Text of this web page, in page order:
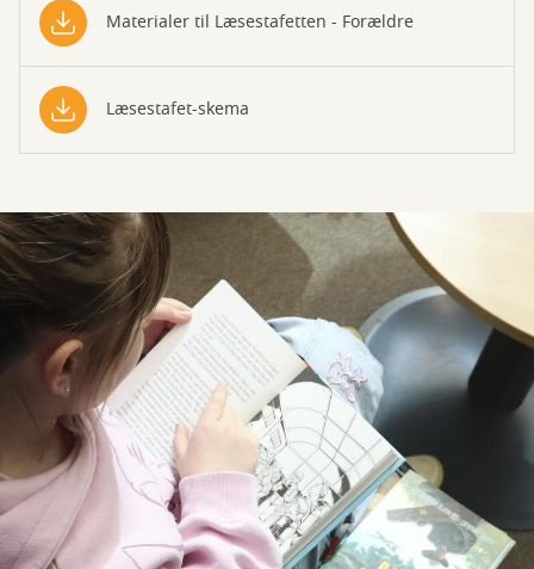
Materialer til Læsestafetten - Forældre
Læsestafet-skema